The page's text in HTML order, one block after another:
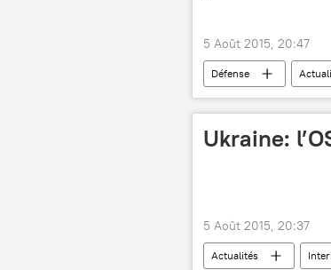
5 Août 2015, 20:47
Défense
Ukraine:
5 Août 2015, 20:37
Actualités